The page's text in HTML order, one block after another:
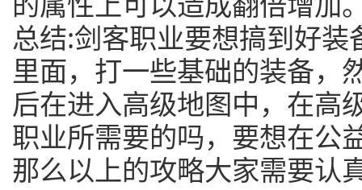
总结:剑客职业要想搞到好
里面，打一些基础的装备，
后在进入高级地图中，在高
职业所需要的吗，要想在公
那么以上的攻略大家需要认